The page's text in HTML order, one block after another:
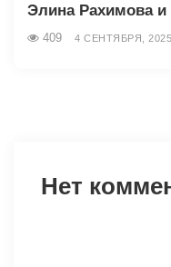
Элина Рахимова и
409 4 СЕНТЯБРЯ,
Нет